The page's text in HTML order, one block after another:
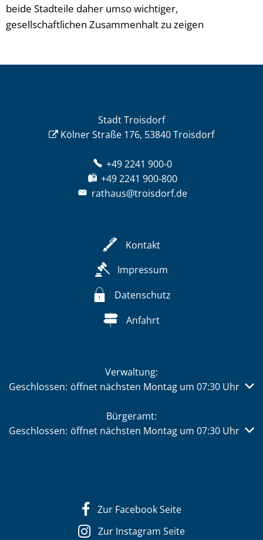
beide Stadteile daher umso wichtiger,
gesellschaftlichen Zusammenhalt zu zeigen
Stadt Troisdorf
Kölner Straße 176, 53840 Troisdorf
+49 2241 900-0
+49 2241 900-800
rathaus@troisdorf.de
Kontakt
Impressum
Datenschutz
Anfahrt
Verwaltung:
Klicken, um weitere Öffnungs- oder Schließzeiten
Geschlossen: öffnet nächsten Montag um 07:30 Uhr
Bürgeramt:
Klicken, um weitere Öffnungs- oder Schließzeiten
Geschlossen: öffnet nächsten Montag um 07:30 Uhr
Zur Facebook Seite
Zur Instagram Seite